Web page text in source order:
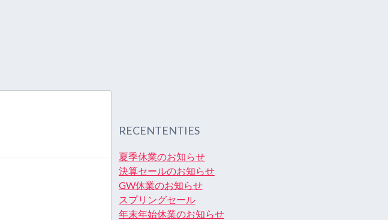
RECENTENTIES
夏季休業のお知らせ
決算セールのお知らせ
GW休業のお知らせ
スプリングセール
年末年始休業のお知らせ